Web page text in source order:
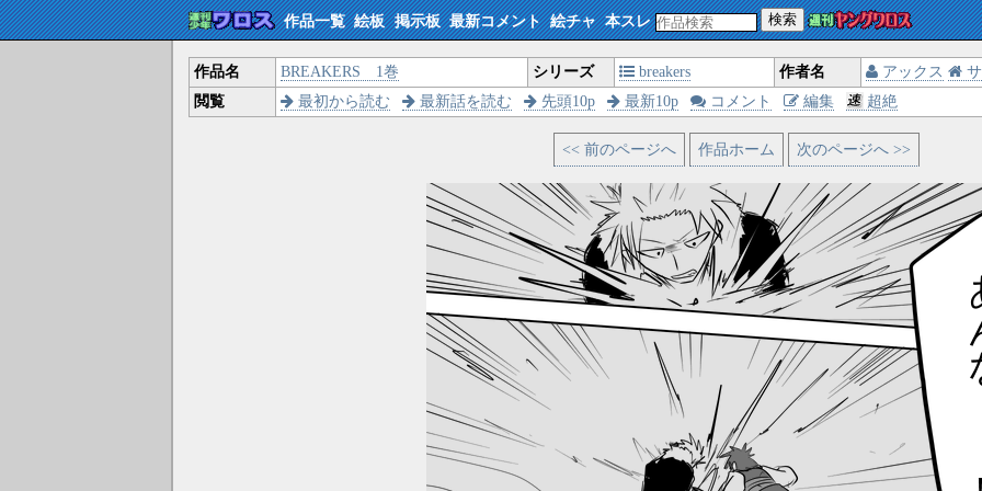
作品一覧 絵板 掲示板 最新コメント 絵チャ 本スレ 検索
作品名 BREAKERS 1巻 シリーズ breakers 作者名 アックス
閲覧
最初から読む 最新話を読む 先頭10p 最新10p コメント 編集 超絶
<< 前のページへ 作品ホーム 次のページへ >>